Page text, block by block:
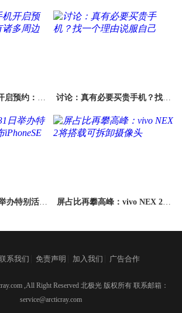
启预约：除
讨论：真有必要买贵手机？找一
办特别活动
屏占比再攀高峰：vivo NEX 2将
系我们 免责声明 加入我们 广告合作
,All Right Reserved 北极光 版权所有 联系邮箱：
service@arcticray.com